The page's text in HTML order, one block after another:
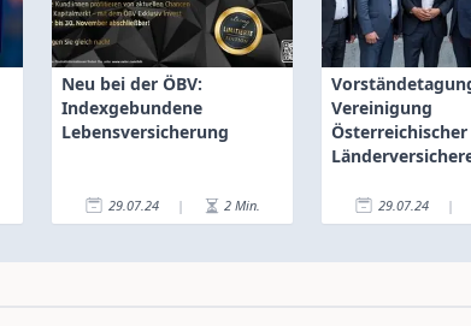
Neu bei der ÖBV:
Indexgebundene
Lebensversicherung
29.07.24 | 2 Min.
Vereinigung
Österreichischer
29.07.24 |